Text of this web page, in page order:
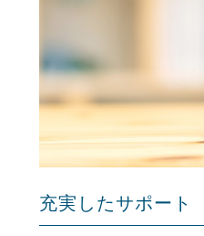
充実したサポート